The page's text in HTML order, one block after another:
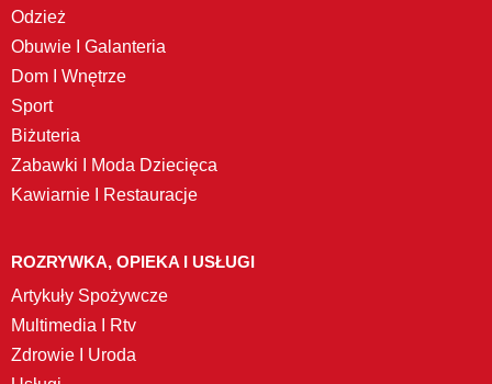
Odzież
Obuwie I Galanteria
Dom I Wnętrze
Sport
Biżuteria
Zabawki I Moda Dziecięca
Kawiarnie I Restauracje
ROZRYWKA, OPIEKA I USŁUGI
Artykuły Spożywcze
Multimedia I Rtv
Zdrowie I Uroda